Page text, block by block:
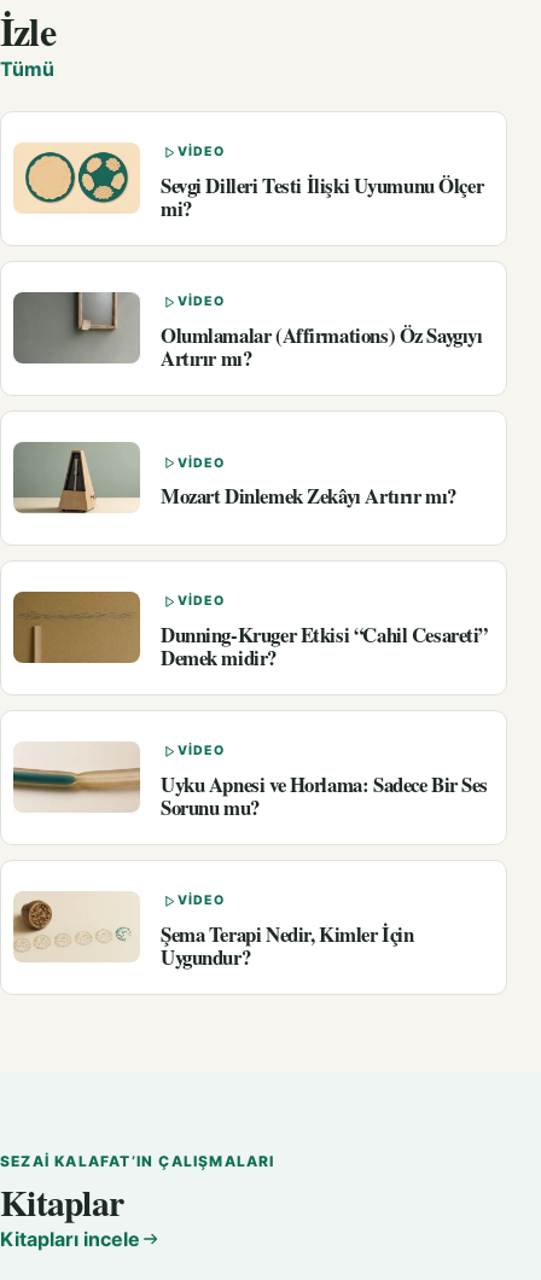
İzle
Tümü
VIDEO
Sevgi Dilleri Testi İlişki Uyumunu Ölçer
mi?
VIDEO
Olumlamalar (Affirmations) Öz Saygıyı
Artırır mı?
VIDEO
Mozart Dinlemek Zekâyı Artırır mı?
VIDEO
Dunning-Kruger Etkisi “Cahil Cesareti”
Demek midir?
VIDEO
Uyku Apnesi ve Horlama: Sadece Bir Ses
Sorunu mu?
VIDEO
Şema Terapi Nedir, Kimler İçin
Uygundur?
SEZAI KALAFAT’IN ÇALIŞMALARI
Kitaplar
Kitapları incele